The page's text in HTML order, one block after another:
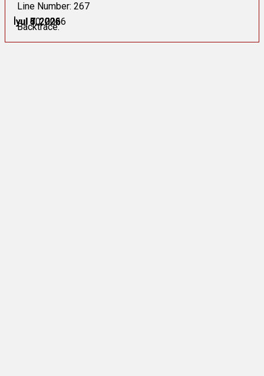
İyul 6, 2026
İyul 6, 2026
İyul 7, 2026
İyul 7, 2026
İyul 8, 2026
İyul 10, 2026
Line Number: 267
Backtrace: